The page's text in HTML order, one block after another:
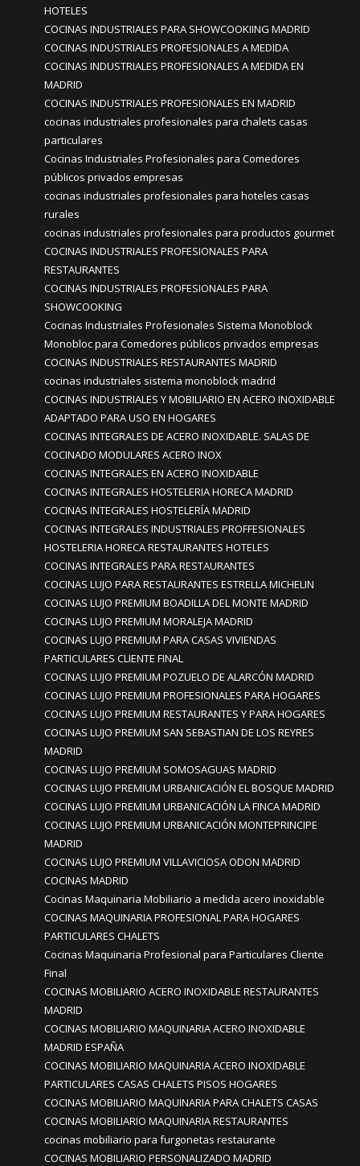
HOTELES
COCINAS INDUSTRIALES PARA SHOWCOOKIING MADRID
COCINAS INDUSTRIALES PROFESIONALES A MEDIDA
COCINAS INDUSTRIALES PROFESIONALES A MEDIDA EN
MADRID
COCINAS INDUSTRIALES PROFESIONALES EN MADRID
cocinas industriales profesionales para chalets casas
particulares
Cocinas Industriales Profesionales para Comedores
públicos privados empresas
cocinas industriales profesionales para hoteles casas
rurales
cocinas industriales profesionales para productos gourmet
COCINAS INDUSTRIALES PROFESIONALES PARA
RESTAURANTES
COCINAS INDUSTRIALES PROFESIONALES PARA
SHOWCOOKING
Cocinas Industriales Profesionales Sistema Monoblock
Monobloc para Comedores públicos privados empresas
COCINAS INDUSTRIALES RESTAURANTES MADRID
cocinas industriales sistema monoblock madrid
COCINAS INDUSTRIALES Y MOBILIARIO EN ACERO INOXIDABLE
ADAPTADO PARA USO EN HOGARES
COCINAS INTEGRALES DE ACERO INOXIDABLE. SALAS DE
COCINADO MODULARES ACERO INOX
COCINAS INTEGRALES EN ACERO INOXIDABLE
COCINAS INTEGRALES HOSTELERIA HORECA MADRID
COCINAS INTEGRALES HOSTELERÍA MADRID
COCINAS INTEGRALES INDUSTRIALES PROFFESIONALES
HOSTELERIA HORECA RESTAURANTES HOTELES
COCINAS INTEGRALES PARA RESTAURANTES
COCINAS LUJO PARA RESTAURANTES ESTRELLA MICHELIN
COCINAS LUJO PREMIUM BOADILLA DEL MONTE MADRID
COCINAS LUJO PREMIUM MORALEJA MADRID
COCINAS LUJO PREMIUM PARA CASAS VIVIENDAS
PARTICULARES CLIENTE FINAL
COCINAS LUJO PREMIUM POZUELO DE ALARCÓN MADRID
COCINAS LUJO PREMIUM PROFESIONALES PARA HOGARES
COCINAS LUJO PREMIUM RESTAURANTES Y PARA HOGARES
COCINAS LUJO PREMIUM SAN SEBASTIAN DE LOS REYRES
MADRID
COCINAS LUJO PREMIUM SOMOSAGUAS MADRID
COCINAS LUJO PREMIUM URBANICACIÓN EL BOSQUE MADRID
COCINAS LUJO PREMIUM URBANICACIÓN LA FINCA MADRID
COCINAS LUJO PREMIUM URBANICACIÓN MONTEPRINCIPE
MADRID
COCINAS LUJO PREMIUM VILLAVICIOSA ODON MADRID
COCINAS MADRID
Cocinas Maquinaria Mobiliario a medida acero inoxidable
COCINAS MAQUINARIA PROFESIONAL PARA HOGARES
PARTICULARES CHALETS
Cocinas Maquinaria Profesional para Particulares Cliente
Final
COCINAS MOBILIARIO ACERO INOXIDABLE RESTAURANTES
MADRID
COCINAS MOBILIARIO MAQUINARIA ACERO INOXIDABLE
MADRID ESPAÑA
COCINAS MOBILIARIO MAQUINARIA ACERO INOXIDABLE
PARTICULARES CASAS CHALETS PISOS HOGARES
COCINAS MOBILIARIO MAQUINARIA PARA CHALETS CASAS
COCINAS MOBILIARIO MAQUINARIA RESTAURANTES
cocinas mobiliario para furgonetas restaurante
COCINAS MOBILIARIO PERSONALIZADO MADRID